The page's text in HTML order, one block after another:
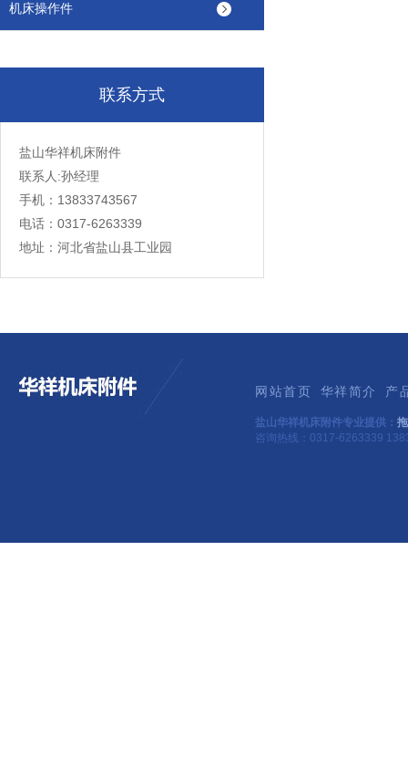
机床操作件
联系方式
盐山华祥机床附件
联系人:孙经理
手机：13833743567
电话：0317-6263339
地址：河北省盐山县工业园
网站首页 华祥简介 产
盐山华祥机床附件专业提供：
咨询热线：0317-6263339